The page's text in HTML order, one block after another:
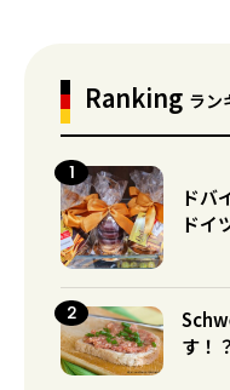
Ranking ラン
ドバ
ドイ
す！